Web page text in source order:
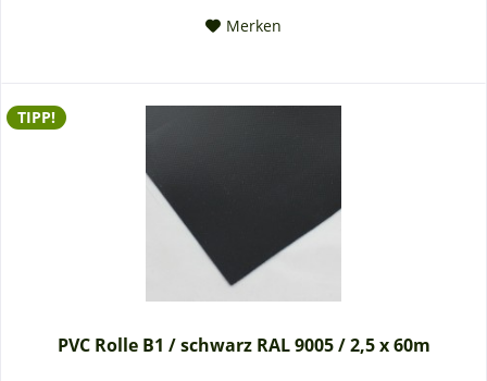
Merken
TIPP!
PVC Rolle B1 / schwarz RAL 9005 / 2,5 x 60m